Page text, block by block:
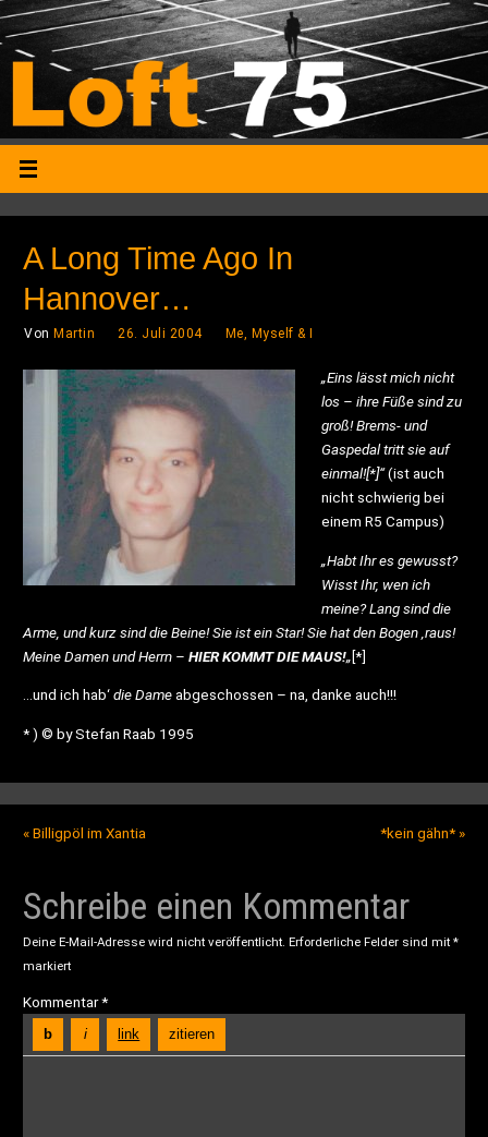
A Long Time Ago In
Hannover…
Von Martin 26. Juli 2004 Me, Myself & I
„Eins lässt mich nicht
los – ihre Füße sind zu
groß! Brems- und
Gaspedal tritt sie auf
einmal![*]“(ist auch
nicht schwierig bei
einem R5 Campus)
„Habt Ihr es gewusst?
Wisst Ihr, wen ich
meine? Lang sind die
Arme, und kurz sind die Beine! Sie ist ein Star! Sie hat den Bogen ‚raus!
Meine Damen und Herrn –HIER KOMMT DIE MAUS!„[*]
…und ich hab‘die Dameabgeschossen – na, danke auch!!!
* ) © by Stefan Raab 1995
«Billigpöl im Xantia *kein gähn* »
Schreibe einen Kommentar
Deine E-Mail-Adresse wird nicht veröffentlicht. Erforderliche Felder sind mit*
markiert
Kommentar*